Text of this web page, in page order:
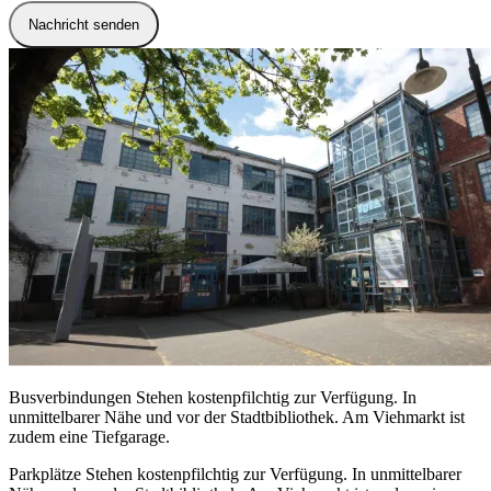
Nachricht senden
Busverbindungen Stehen kostenpfilchtig zur Verfügung. In
unmittelbarer Nähe und vor der Stadtbibliothek. Am Viehmarkt ist
zudem eine Tiefgarage.
Parkplätze Stehen kostenpfilchtig zur Verfügung. In unmittelbarer